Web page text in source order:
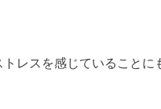
トレスを感じていることに